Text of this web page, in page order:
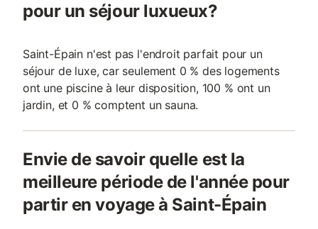
pour un séjour luxueux?
Saint-Épain n'est pas l'endroit parfait pour un
séjour de luxe, car seulement 0 % des logements
ont une piscine à leur disposition, 100 % ont un
jardin, et 0 % comptent un sauna.
Envie de savoir quelle est la
meilleure période de l'année pour
partir en voyage à Saint-Épain